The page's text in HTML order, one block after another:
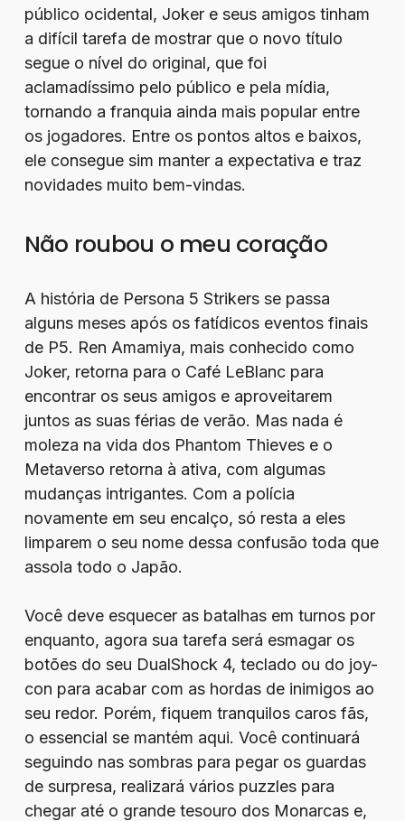
público ocidental, Joker e seus amigos tinham
a difícil tarefa de mostrar que o novo título
segue o nível do original, que foi
aclamadíssimo pelo público e pela mídia,
tornando a franquia ainda mais popular entre
os jogadores. Entre os pontos altos e baixos,
ele consegue sim manter a expectativa e traz
novidades muito bem-vindas.
Não roubou o meu coração
A história de Persona 5 Strikers se passa
alguns meses após os fatídicos eventos finais
de P5. Ren Amamiya, mais conhecido como
Joker, retorna para o Café LeBlanc para
encontrar os seus amigos e aproveitarem
juntos as suas férias de verão. Mas nada é
moleza na vida dos Phantom Thieves e o
Metaverso retorna à ativa, com algumas
mudanças intrigantes. Com a polícia
novamente em seu encalço, só resta a eles
limparem o seu nome dessa confusão toda que
assola todo o Japão.
Você deve esquecer as batalhas em turnos por
enquanto, agora sua tarefa será esmagar os
botões do seu DualShock 4, teclado ou do joy-
con para acabar com as hordas de inimigos ao
seu redor. Porém, fiquem tranquilos caros fãs,
o essencial se mantém aqui. Você continuará
seguindo nas sombras para pegar os guardas
de surpresa, realizará vários puzzles para
chegar até o grande tesouro dos Monarcas e,